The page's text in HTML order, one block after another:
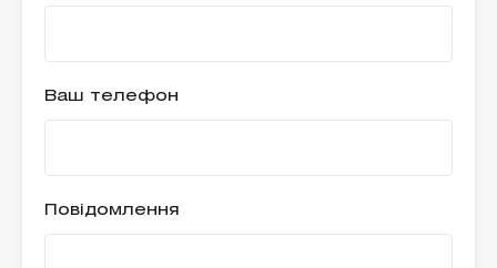
Ваш телефон
Повідомлення